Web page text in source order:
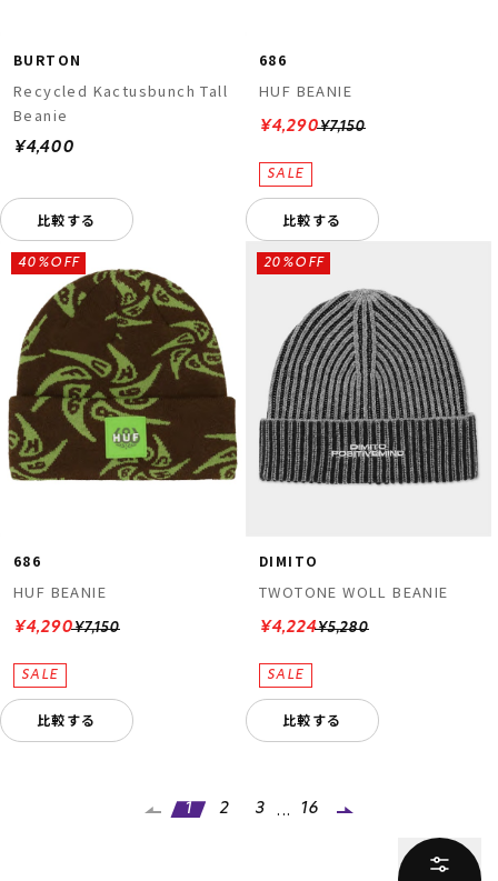
BURTON
Recycled Kactusbunch Tall
Beanie
¥4,400
比較する
686
HUF BEANIE
¥7,150
¥4,290
比較する
686
HUF BEANIE
¥7,150
40%OFF
¥4,290
比較する
DIMITO
TWOTONE WOLL BEANIE
¥5,280
20%OFF
¥4,224
比較する
1 2 3 ... 16